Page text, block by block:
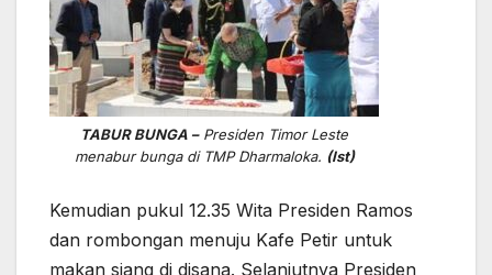
TABUR BUNGA –Presiden Timor Leste
menabur bunga di TMP Dharmaloka. (Ist)
Kemudian pukul 12.35 Wita Presiden Ramos
dan rombongan menuju Kafe Petir untuk
makan siang di disana. Selanjutnya Presiden